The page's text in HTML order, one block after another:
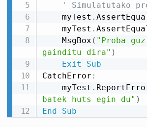
' Simulatutako
    myTest
.
    myTest
.
    MsgBox
( "Proba
gainditu dira" )
Exit
Sub
CatchError :
    myTest
.
batek huts egin du" )
End
Sub